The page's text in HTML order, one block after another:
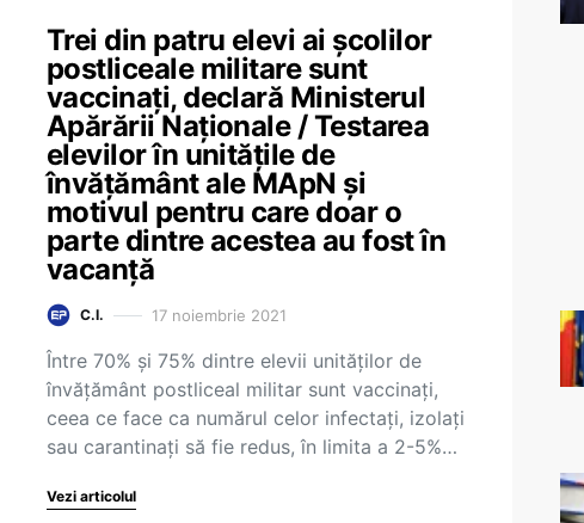
Trei din patru elevi ai școlilor
postliceale militare sunt
vaccinați, declară Ministerul
Apărării Naționale / Testarea
elevilor în unitățile de
învățământ ale MApN și
motivul pentru care doar o
parte dintre acestea au fost în
vacanță
C.I. 17 noiembrie 2021
Între 70% și 75% dintre elevii unităților de
învățământ postliceal militar sunt vaccinați,
ceea ce face ca numărul celor infectați, izolați
sau carantinați să fie redus, în limita a 2-5%…
Vezi articolul